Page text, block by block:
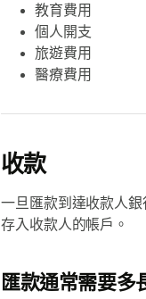
教育費用
個人開支
旅遊費用
醫療費用
收款
一旦匯款到達收款人
存入收款人的帳戶。
匯款通常需要多